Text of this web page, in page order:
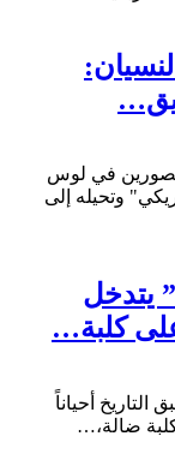
المصورين في لوس
وتحيله إلى
يتدخل
كلبة…
التاريخ أحياناً
ضالة،…